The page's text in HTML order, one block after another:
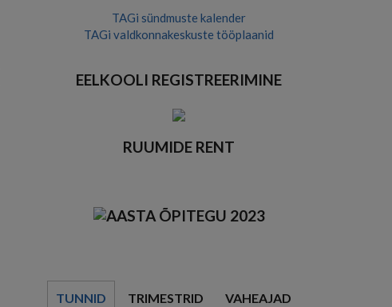
TAGi sündmuste kalender
TAGi valdkonnakeskuste tööplaanid
EELKOOLI REGISTREERIMINE
RUUMIDE RENT
TUNNID TRIMESTRID VAHEAJAD